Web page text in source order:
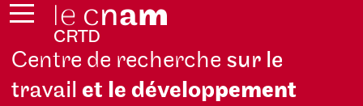
Centre de recherche sur le
travailet le développement